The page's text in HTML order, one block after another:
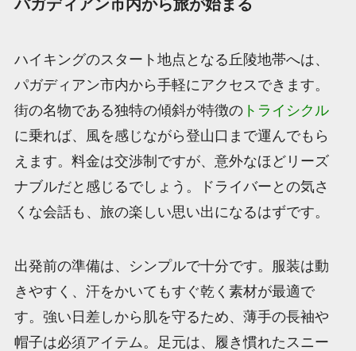
パガディアン市内から旅が始まる
ハイキングのスタート地点となる丘陵地帯へは、
パガディアン市内から手軽にアクセスできます。
街の名物である独特の傾斜が特徴のトライシクル
に乗れば、風を感じながら登山口まで運んでもら
えます。料金は交渉制ですが、意外なほどリーズ
ナブルだと感じるでしょう。ドライバーとの気さ
くな会話も、旅の楽しい思い出になるはずです。
出発前の準備は、シンプルで十分です。服装は動
きやすく、汗をかいてもすぐ乾く素材が最適で
す。強い日差しから肌を守るため、薄手の長袖や
帽子は必須アイテム。足元は、履き慣れたスニー